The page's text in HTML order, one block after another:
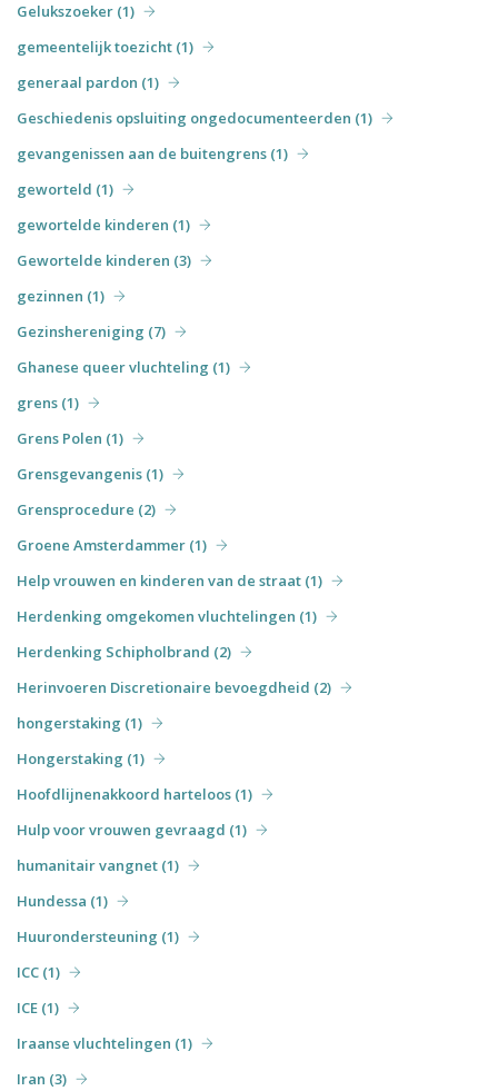
Gelukszoeker (1)
gemeentelijk toezicht (1)
generaal pardon (1)
Geschiedenis opsluiting ongedocumenteerden (1)
gevangenissen aan de buitengrens (1)
geworteld (1)
gewortelde kinderen (1)
Gewortelde kinderen (3)
gezinnen (1)
Gezinshereniging (7)
Ghanese queer vluchteling (1)
grens (1)
Grens Polen (1)
Grensgevangenis (1)
Grensprocedure (2)
Groene Amsterdammer (1)
Help vrouwen en kinderen van de straat (1)
Herdenking omgekomen vluchtelingen (1)
Herdenking Schipholbrand (2)
Herinvoeren Discretionaire bevoegdheid (2)
hongerstaking (1)
Hongerstaking (1)
Hoofdlijnenakkoord harteloos (1)
Hulp voor vrouwen gevraagd (1)
humanitair vangnet (1)
Hundessa (1)
Huurondersteuning (1)
ICC (1)
ICE (1)
Iraanse vluchtelingen (1)
Iran (3)